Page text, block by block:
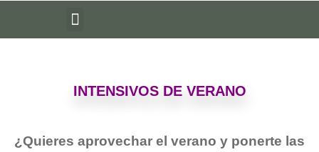
Saltar
INTENSIVOS DE VERANO
¿Quieres aprovechar el verano y ponerte las